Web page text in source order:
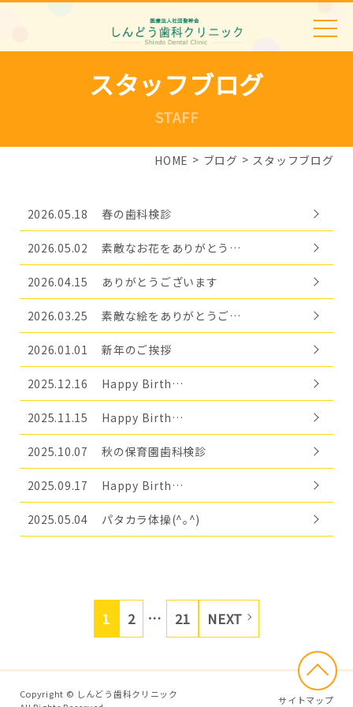
スタッフブログ
STAFF
HOME ブログ スタッフブログ
2026.05.18 春の歯科検診
2026.05.02 素敵なお花をありがとう…
2026.04.15 ありがとうございます
2026.03.25 素敵な絵をありがとうご…
2026.01.01 新年のご挨拶
2025.12.16 Happy Birth…
2025.11.15 Happy Birth…
2025.10.07 秋の保育園歯科検診
2025.09.17 Happy Birth…
2025.05.04 パタカラ体操(^｡^)
1 2 … 21 NEXT
Copyright © しんどう歯科クリニック
サイトマップ